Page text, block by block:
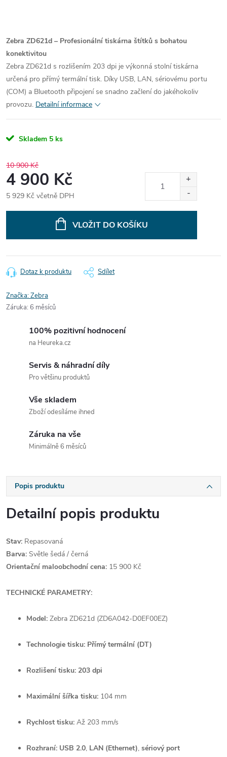
Zebra ZD621d – Profesionální tiskárna štítků s bohatou
konektivitou
Zebra ZD621d s rozlišením 203 dpi je výkonná stolní tiskárna
určená pro přímý termální tisk. Díky USB, LAN, sériovému portu
(COM) a Bluetooth připojení se snadno začlení do jakéhokoliv
provozu. Detailní informace
Skladem 5 ks
10 900 Kč
4 900 Kč
5 929 Kč včetně DPH
VLOŽIT DO KOŠÍKU
Dotaz k produktu Sdílet
Značka:Zebra
Záruka: 6 měsíců
100% pozitivní hodnocení
na Heureka.cz
Servis & náhradní díly
Pro většinu produktů
Vše skladem
Zboží odesíláme ihned
Záruka na vše
Minimálně 6 měsíců
Popis produktu
Detailní popis produktu
Stav: Repasovaná
Barva: Světle šedá / černá
Orientační maloobchodní cena: 15 900 Kč
TECHNICKÉ PARAMETRY:
Model: Zebra ZD621d (ZD6A042-D0EF00EZ)
Technologie tisku: Přímý termální (DT)
Rozlišení tisku: 203 dpi
Maximální šířka tisku: 104 mm
Rychlost tisku: Až 203 mm/s
Rozhraní: USB 2.0, LAN (Ethernet), sériový port